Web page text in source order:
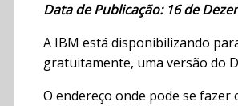
Data de Publicação: 16 de
A IBM está disponibilizando
gratuitamente, uma versão do
O endereço onde pode se fazer